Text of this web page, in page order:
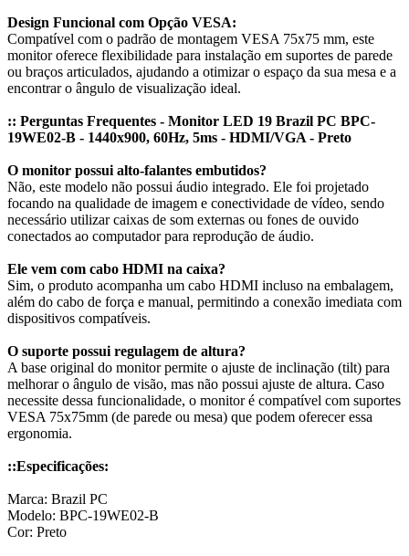
Design Funcional com Opção VESA:
Compatível com o padrão de montagem VESA 75x75 mm, este
monitor oferece flexibilidade para instalação em suportes de parede
ou braços articulados, ajudando a otimizar o espaço da sua mesa e a
encontrar o ângulo de visualização ideal.
:: Perguntas Frequentes - Monitor LED 19 Brazil PC BPC-
19WE02-B - 1440x900, 60Hz, 5ms - HDMI/VGA - Preto
O monitor possui alto-falantes embutidos?
Não, este modelo não possui áudio integrado. Ele foi projetado
focando na qualidade de imagem e conectividade de vídeo, sendo
necessário utilizar caixas de som externas ou fones de ouvido
conectados ao computador para reprodução de áudio.
Ele vem com cabo HDMI na caixa?
Sim, o produto acompanha um cabo HDMI incluso na embalagem,
além do cabo de força e manual, permitindo a conexão imediata com
dispositivos compatíveis.
O suporte possui regulagem de altura?
A base original do monitor permite o ajuste de inclinação (tilt) para
melhorar o ângulo de visão, mas não possui ajuste de altura. Caso
necessite dessa funcionalidade, o monitor é compatível com suportes
VESA 75x75mm (de parede ou mesa) que podem oferecer essa
ergonomia.
::Especificações:
Marca: Brazil PC
Modelo: BPC-19WE02-B
Cor: Preto